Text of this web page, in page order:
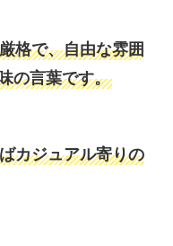
格で、自由な雰囲
の言葉です。
カジュアル寄りの